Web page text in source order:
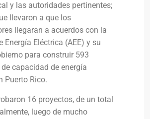
y las autoridades pertinentes;
llevaron a que los
llegaran a acuerdos con la
Energía Eléctrica (AEE) y su
para construir 593
capacidad de energía
Puerto Rico.
16 proyectos, de un total
luego de mucho